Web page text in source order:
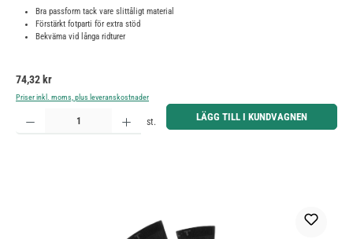
Bra passform tack vare slittåligt material
Förstärkt fotparti för extra stöd
Bekväma vid långa ridturer
Ordinarie pris:
74,32 kr
Priser inkl. moms, plus leveranskostnader
Produktkvantitet: Ange önskat belopp eller använd knapparna för att öka eller minska kvantiteten.
st. LÄGG TILL I KUNDVAGNEN